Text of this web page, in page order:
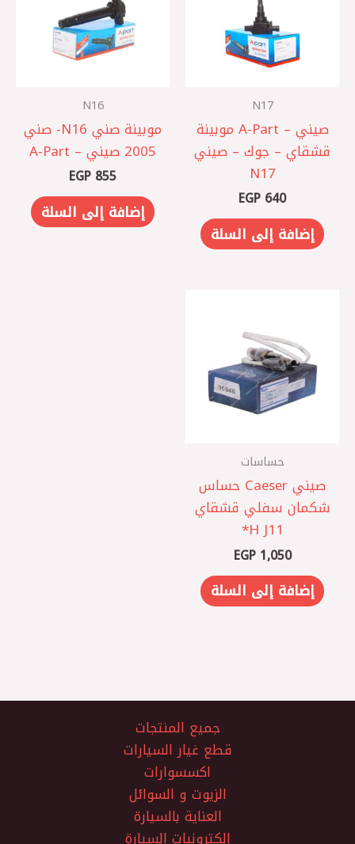
N17
صيني – A-Part موبينة
قشقاي – جوك – صيني
N17
EGP 640
إضافة إلى السلة
N16
موبينة صني N16- صني
2005 صيني – A-Part
EGP 855
إضافة إلى السلة
حساسات
صيني Caeser حساس
شكمان سفلي قشقاي
J11 ‏H*
EGP1,050
إضافة إلى السلة
جميع المنتجات
قطع غيار السيارات
اكسسوارات
الزيوت و السوائل
العناية بالسيارة
الكترونيات السيارة